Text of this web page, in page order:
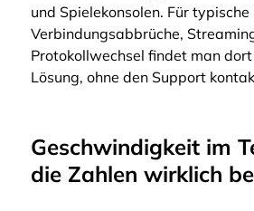
und Spielekonsolen. Für
Verbindungsabbrüche,
Protokollwechsel findet man
Lösung, ohne den Support
Geschwindigkeit im
die Zahlen wirklich